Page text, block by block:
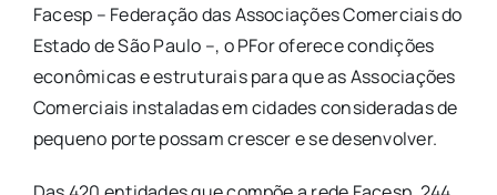
Facesp – Federação das Associações Comerciais do
Estado de São Paulo –, o PFor oferece condições
econômicas e estruturais para que as Associações
Comerciais instaladas em cidades consideradas de
pequeno porte possam crescer e se desenvolver.